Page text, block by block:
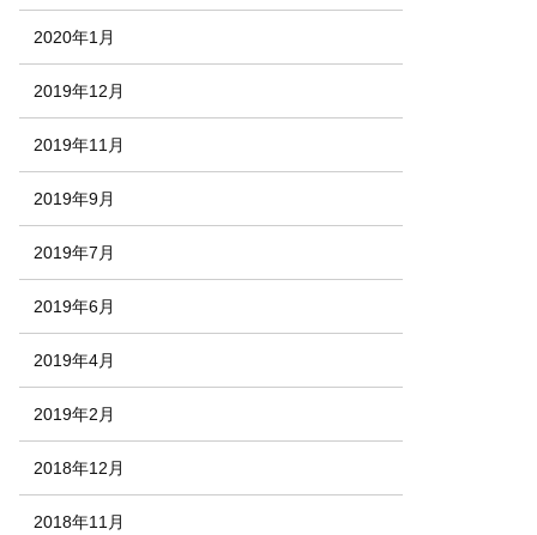
2020年1月
2019年12月
2019年11月
2019年9月
2019年7月
2019年6月
2019年4月
2019年2月
2018年12月
2018年11月